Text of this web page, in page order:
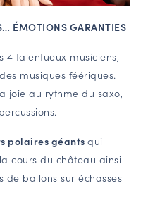
ÉMOTIONS GARANTIES
4 talentueux musiciens,
musiques féériques.
joie au rythme du saxo,
polaires géants qui
cours du château ainsi
ballons sur échasses